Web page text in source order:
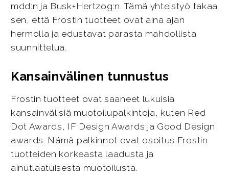
mdd:n ja Busk+Hertzog:n. Tämä yhteistyö takaa
sen, että Frostin tuotteet ovat aina ajan
hermolla ja edustavat parasta mahdollista
suunnittelua.
Kansainvälinen tunnustus
Frostin tuotteet ovat saaneet lukuisia
kansainvälisiä muotoilupalkintoja, kuten Red
Dot Awards, IF Design Awards ja Good Design
awards. Nämä palkinnot ovat osoitus Frostin
tuotteiden korkeasta laadusta ja
ainutlaatuisesta muotoilusta.